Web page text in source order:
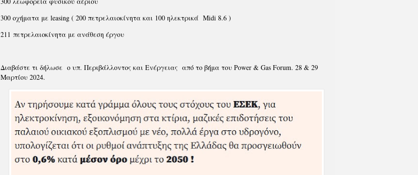
300 οχήματα με leasing ( 200 πετρελαιοκίνητα και 100 ηλεκτρικά Midi 8.6 )
211 πετρελαιοκίνητα με ανάθεση έργου
Διαβάστε τι δήλωσε ο υπ. Περιβάλλοντος και Ενέργειας από το βήμα του Power & Gas Forum. 28 & 29
Μαρτίου 2024.